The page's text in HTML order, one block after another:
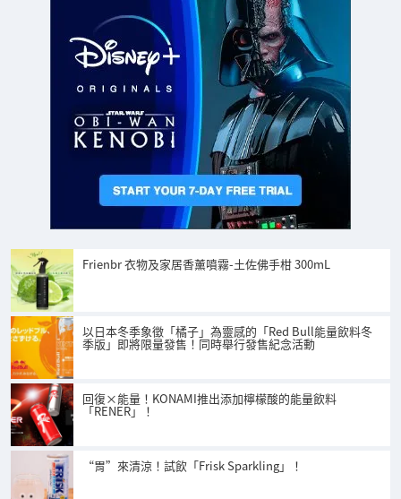
Frienbr 衣物及家居香薰噴霧-土佐佛手柑 300mL
以日本冬季象徵「橘子」為靈感的「Red Bull能量飲料冬
季版」即將限量發售！同時舉行發售紀念活動
回復×能量！KONAMI推出添加檸檬酸的能量飲料
「RENER」！
“胃”來清涼！試飲「Frisk Sparkling」！